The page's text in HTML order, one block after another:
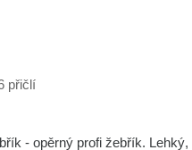
- opěrný profi žebřík.